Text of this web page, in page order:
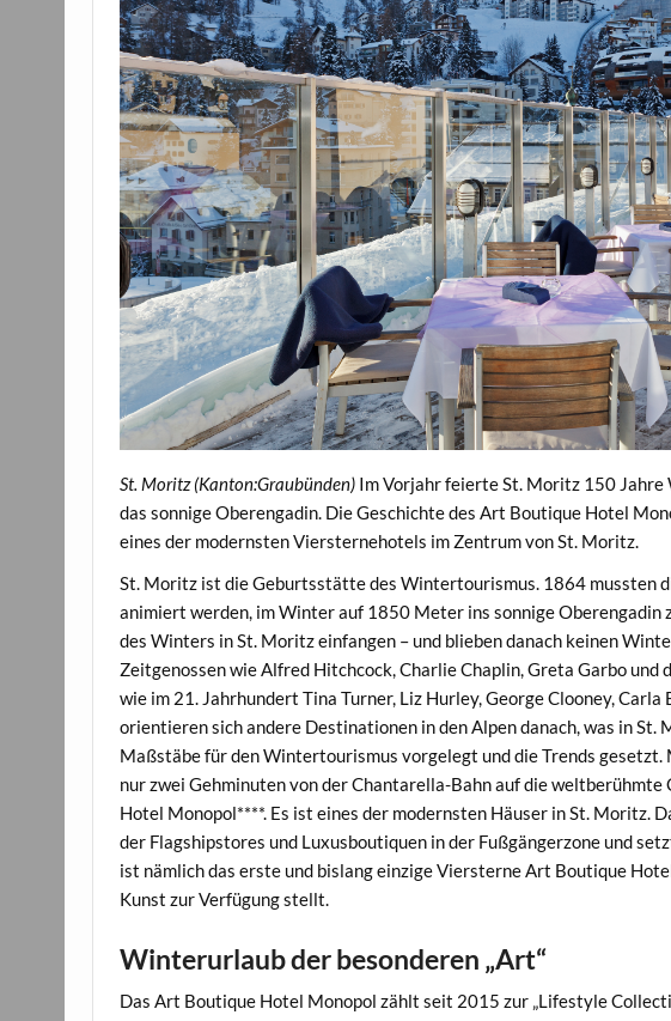
St. Moritz (Kanton:Graubünden) Im Vorjahr feierte St. Moritz 150
das sonnige Oberengadin. Die Geschichte des Art Boutique Hotel
eines der modernsten Viersternehotels im Zentrum von St. Moritz.
St. Moritz ist die Geburtsstätte des Wintertourismus. 1864 mussten
animiert werden, im Winter auf 1850 Meter ins sonnige Oberengadin
des Winters in St. Moritz einfangen – und blieben danach keinen
Zeitgenossen wie Alfred Hitchcock, Charlie Chaplin, Greta Garbo und
wie im 21. Jahrhundert Tina Turner, Liz Hurley, George Clooney,
orientieren sich andere Destinationen in den Alpen danach, was in
Maßstäbe für den Wintertourismus vorgelegt und die Trends
nur zwei Gehminuten von der Chantarella-Bahn auf die
Hotel Monopol****. Es ist eines der modernsten Häuser in St. Moritz.
der Flagshipstores und Luxusboutiquen in der Fußgängerzone und
ist nämlich das erste und bislang einzige Viersterne Art Boutique
Kunst zur Verfügung stellt.
Winterurlaub der besonderen „Art“
Das Art Boutique Hotel Monopol zählt seit 2015 zur „Lifestyle